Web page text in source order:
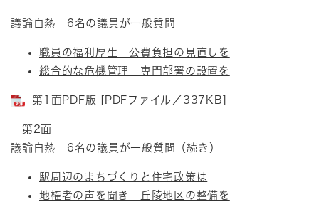
議論白熱 6名の議員が一般質問
職員の福利厚生 公費負担の見直しを
総合的な危機管理 専門部署の設置を
第1面PDF版 [PDFファイル／337KB]
第2面
議論白熱 6名の議員が一般質問（続き）
駅周辺のまちづくりと住宅政策は
地権者の声を聞き 丘陵地区の整備を